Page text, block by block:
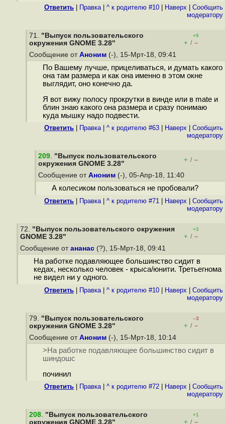
Ответить Правка| ^ к родителю #10 Наверх
Cообщить
модератору
71. "Выпуск пользовательского
окружения GNOME 3.28"
+9
+ / –
Сообщение от Аноним (-), 15-Мрт-18, 09:41
По Вашему лучше, прицеливаться, и думать какого
она там размера и как она именно в этом окне
выглядит, оно конечно да.
Я вот вижу полосу прокрутки в винде или в mate и
блин знаю какого она размера и сразу понимаю
куда мышку надо подвести.
Ответить Правка| ^ к родителю #63 Наверх
Cообщить
модератору
209. "Выпуск пользовательского
окружения GNOME 3.28"
+ / –
Сообщение от Аноним (-), 05-Апр-18, 11:40
А колесиком пользоваться не пробовали?
Ответить Правка| ^ к родителю #71 Наверх
Cообщить
модератору
72. "Выпуск пользовательского окружения
GNOME 3.28"
+3
+ / –
Сообщение от ананас (?), 15-Мрт-18, 09:41
На работке подавляющее большинство сидит в
кедах, несколько человек - крыса/юнити. Третьегнома
не видел ни у одного.
Ответить Правка| ^ к родителю #10 Наверх
Cообщить
модератору
79. "Выпуск пользовательского
окружения GNOME 3.28"
–3
+ / –
Сообщение от Аноним (-), 15-Мрт-18, 10:14
>На работке подавляющее большинство сидит в
шиндошс
починил
Ответить Правка| ^ к родителю #72 Наверх
Cообщить
модератору
208. "Выпуск пользовательского
окружения GNOME 3.28"
+1
+ / –